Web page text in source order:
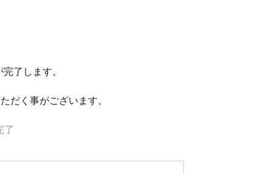
了します。
だく事がございます。
了